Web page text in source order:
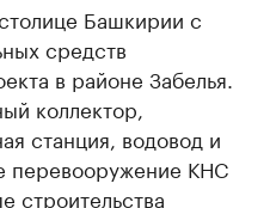
Башкирии с
средств
в районе Забелья.
коллектор,
станция, водовод и
перевооружение КНС
строительства